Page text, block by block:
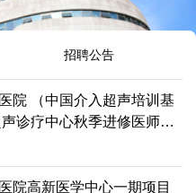
招聘公告
院 （中国介入超声培训基
诊疗中心秋季进修医师招
院高新医学中心一期项目